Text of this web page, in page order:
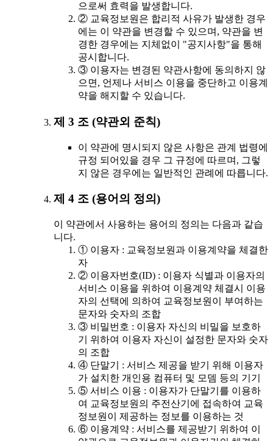
으로써 효력을 발생합니다.
② 교육정보원은 합리적 사유가 발생한 경우
에는 이 약관을 변경할 수 있으며, 약관을 변
경한 경우에는 지체없이 "공지사항"을 통해
공시합니다.
③ 이용자는 변경된 약관사항에 동의하지 않
으면, 언제나 서비스 이용을 중단하고 이용계
약을 해지할 수 있습니다.
제 3 조 (약관외 준칙)
이 약관에 명시되지 않은 사항은 관계 법령에
규정 되어있을 경우 그 규정에 따르며, 그렇
지 않은 경우에는 일반적인 관례에 따릅니다.
제 4 조 (용어의 정의)
이 약관에서 사용하는 용어의 정의는 다음과 같습
니다.
① 이용자 : 교육정보원과 이용계약을 체결한
자
② 이용자번호(ID) : 이용자 식별과 이용자의
서비스 이용을 위하여 이용계약 체결시 이용
자의 선택에 의하여 교육정보원이 부여하는
문자와 숫자의 조합
③ 비밀번호 : 이용자 자신의 비밀을 보호하
기 위하여 이용자 자신이 설정한 문자와 숫자
의 조합
④ 단말기 : 서비스 제공을 받기 위해 이용자
가 설치한 개인용 컴퓨터 및 모뎀 등의 기기
⑤ 서비스 이용 : 이용자가 단말기를 이용하
여 교육정보원의 주전산기에 접속하여 교육
정보원이 제공하는 정보를 이용하는 것
⑥ 이용계약 : 서비스를 제공받기 위하여 이